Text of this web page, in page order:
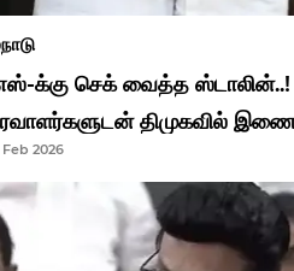
க்கு செக் வைத்த
திமுகவில்
2026